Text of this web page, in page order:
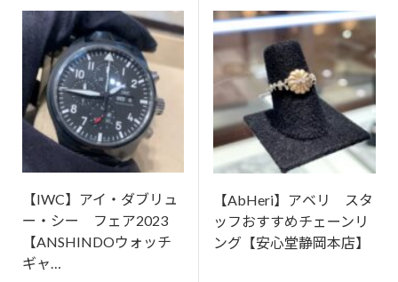
【IWC】アイ・ダブリュ
ー・シー フェア2023
【ANSHINDOウォッチ
ギャ…
【AbHeri】アベリ スタ
ッフおすすめチェーンリ
ング【安心堂静岡本店】